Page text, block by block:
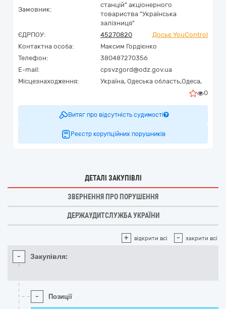
Замовник:
станцій" акціонерного
товариства "Українська
залізниця"
ЄДРПОУ:
45270820
Досьє YouControl
Контактна особа:
Максим Гордієнко
Телефон:
380487270356
E-mail:
cpsvzgord@odz.gov.ua
Місцезнаходження:
Україна, Одеська область,Одеса,
0
Витяг про відсутність судимості
Реєстр корупційних порушників
ДЕТАЛІ ЗАКУПІВЛІ
ЗВЕРНЕННЯ ПРО ПОРУШЕННЯ
ДЕРЖАУДИТСЛУЖБА УКРАЇНИ
+ відкрити всі - закрити всі
- Закупівля:
- Позиції